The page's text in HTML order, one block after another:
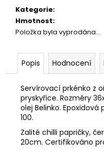
Kategorie:
Hmotnost:
Položka byla vyprodána…
Popis Hodnocení
Servírovací prkénko z
pryskyřice. Rozměry
olej Belinko. Epoxidová
100.
Zalité chilli papričky,
20cm. Certifikováno
e
m
e
STOLEK
W&R
600
Kč